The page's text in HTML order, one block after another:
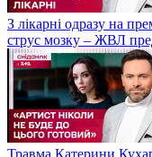
З лікарні одразу на
струс мозку – ЖВЛ
Травма Катерини